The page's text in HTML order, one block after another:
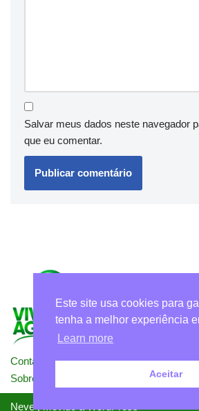
Salvar meus dados neste navegador
que eu comentar.
Contato
Politicas de Privacidade –
Sobre Nós
Neve
Este site usa cookies para
tenha a melhor experiência
Learn more
Aceitar